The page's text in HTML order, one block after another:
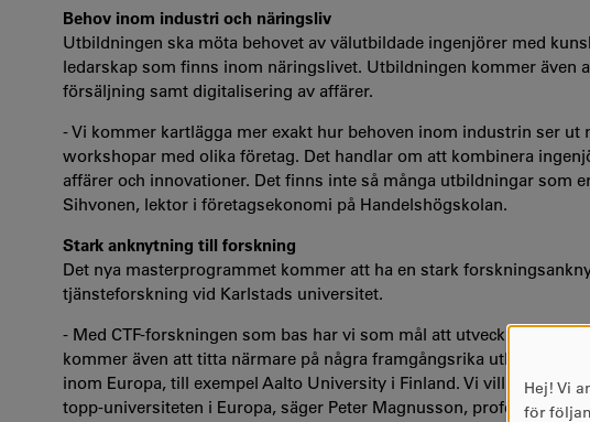
Behov inom industri och näringsliv
Utbildningen ska möta behovet av välutbildade ingenjörer med
ledarskap som finns inom näringslivet. Utbildningen kommer även
försäljning samt digitalisering av affärer.
- Vi kommer kartlägga mer exakt hur behoven inom industrin ser ut
workshopar med olika företag. Det handlar om att kombinera
affärer och innovationer. Det finns inte så många utbildningar som
Sihvonen, lektor i företagsekonomi på Handelshögskolan.
Stark anknytning till forskning
Det nya masterprogrammet kommer att ha en stark
tjänsteforskning vid Karlstads universitet.
- Med CTF-forskningen som bas har vi som mål att utveckla ett
kommer även att titta närmare på några framgångsrika utbildningar
inom Europa, till exempel Aalto University i Finland. Vi vill
topp-universiteten i Europa, säger Peter Magnusson, professor i
Hej! Vi
för